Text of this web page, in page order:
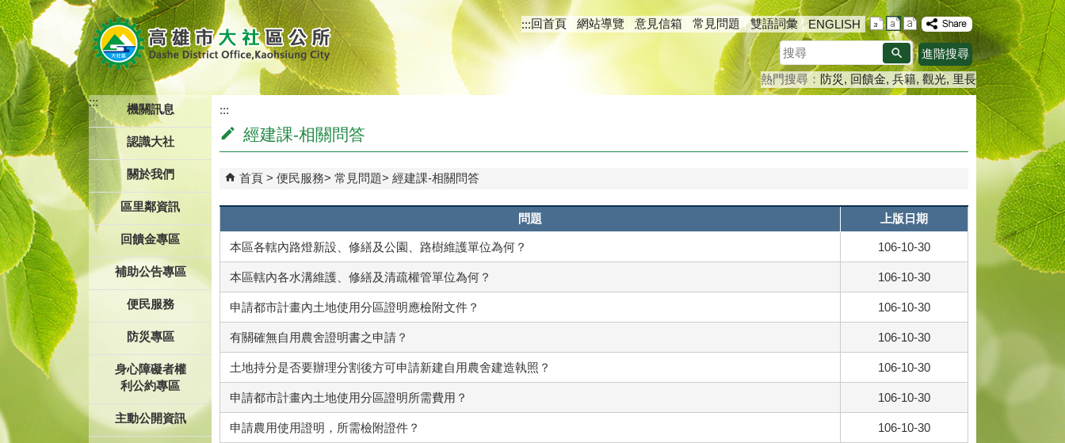
跳到主要內容區塊
:::回首頁 網站導覽 意見信箱 常見問題 雙語詞彙
ENGLISH
搜
尋
進階搜尋
熱門搜尋： 防災 回饋金 兵籍 觀光 里長
:::
機關訊息
認識大社
關於我們
區里鄰資訊
回饋金專區
補助公告專區
便民服務
防災專區
身心障礙者權
利公約專區
主動公開資訊
:::
經建課-相關問答
首頁 便民服務 常見問題 經建課-相關問答
問題 上版日期
本區各轄內路燈新設、修繕及公園、路樹維護單位為何？ 106-10-30
本區轄內各水溝維護、修繕及清疏權管單位為何？ 106-10-30
申請都市計畫內土地使用分區證明應檢附文件？ 106-10-30
有關確無自用農舍證明書之申請？ 106-10-30
土地持分是否要辦理分割後方可申請新建自用農舍建造執照？ 106-10-30
申請都市計畫內土地使用分區證明所需費用？ 106-10-30
申請農用使用證明，所需檢附證件？ 106-10-30